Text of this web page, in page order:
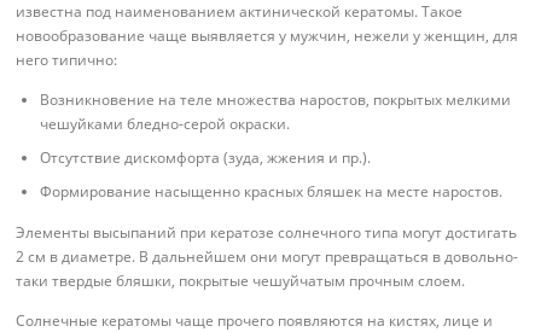
известна под наименованием актинической кератомы. Такое
новообразование чаще выявляется у мужчин, нежели у женщин, для
него типично:
Возникновение на теле множества наростов, покрытых мелкими
чешуйками бледно-серой окраски.
Отсутствие дискомфорта (зуда, жжения и пр.).
Формирование насыщенно красных бляшек на месте наростов.
Элементы высыпаний при кератозе солнечного типа могут достигать
2 см в диаметре. В дальнейшем они могут превращаться в довольно-
таки твердые бляшки, покрытые чешуйчатым прочным слоем.
Солнечные кератомы чаще прочего появляются на кистях, лице и